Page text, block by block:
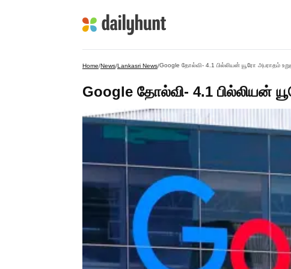
Home/News/Lankasri News/Google தோல்வி- 4.1 பில்லியன் யூரோ அபராதம்
Google தோல்வி- 4.1 பில்லியன்